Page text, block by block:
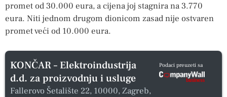
promet od 30.000 eura, a cijena joj stagnira na 3.770
eura. Niti jednom drugom dionicom zasad nije ostvaren
promet veći od 10.000 eura.
KONČAR – Elektroindustrija
d.d. za proizvodnju i usluge
Fallerovo Šetalište 22, 10000, Zagreb,
Podaci preuzeti sa